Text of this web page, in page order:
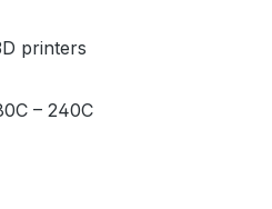
printers
– 240C